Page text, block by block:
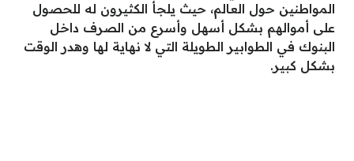
المواطنين حول العالم، حيث يلجأ الكثيرون له للحصول
على أموالهم بشكل أسهل وأسرع من الصرف داخل
البنوك في الطوابير الطويلة التي لا نهاية لها وهدر الوقت
بشكل كبير.